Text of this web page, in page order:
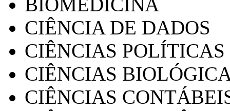
CIÊNCIA DE DADOS
CIÊNCIAS POLÍTICAS
CIÊNCIAS
CIÊNCIAS